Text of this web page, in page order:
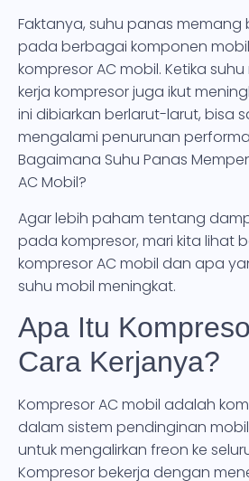
Faktanya, suhu panas
pada berbagai komponen
kompresor AC mobil. Ketika
kerja kompresor juga ikut
ini dibiarkan berlarut-larut, bisa
mengalami penurunan
Bagaimana Suhu Panas
AC Mobil?
Agar lebih paham tentang
pada kompresor, mari kita lihat
kompresor AC mobil dan apa
suhu mobil meningkat.
Apa Itu
Cara Kerjanya?
Kompresor AC mobil adalah
dalam sistem pendinginan
untuk mengalirkan freon ke
Kompresor bekerja dengan